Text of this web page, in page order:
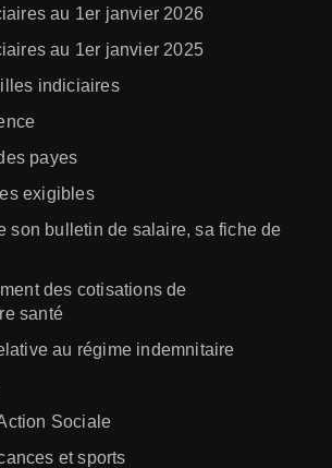
au 1er janvier 2026
au 1er janvier 2025
indiciaires
payes
exigibles
son bulletin de salaire, sa fiche de
des cotisations de
santé
au régime indemnitaire
Sociale
et sports